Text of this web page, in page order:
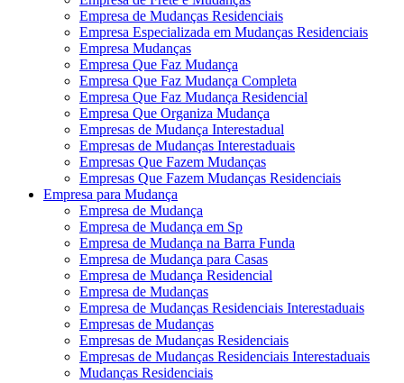
Empresa de Mudanças Residenciais
Empresa Especializada em Mudanças Residenciais
Empresa Mudanças
Empresa Que Faz Mudança
Empresa Que Faz Mudança Completa
Empresa Que Faz Mudança Residencial
Empresa Que Organiza Mudança
Empresas de Mudança Interestadual
Empresas de Mudanças Interestaduais
Empresas Que Fazem Mudanças
Empresas Que Fazem Mudanças Residenciais
Empresa para Mudança
Empresa de Mudança
Empresa de Mudança em Sp
Empresa de Mudança na Barra Funda
Empresa de Mudança para Casas
Empresa de Mudança Residencial
Empresa de Mudanças
Empresa de Mudanças Residenciais Interestaduais
Empresas de Mudanças
Empresas de Mudanças Residenciais
Empresas de Mudanças Residenciais Interestaduais
Mudanças Residenciais